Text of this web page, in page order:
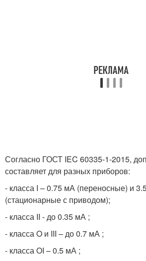
Согласно ГОСТ IEC 60335-1-2015,
составляет для разных приборов:
- класса I – 0.75 мА (переносные) и
(стационарные с приводом);
- класса II - до 0.35 мА ;
- класса O и III – до 0.7 мА ;
- класса OI – 0.5 мА ;